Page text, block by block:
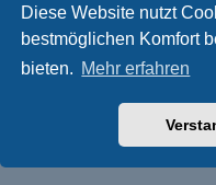
Diese Website nutzt
bestmöglichen Komfort
bieten. Mehr erfahren
Deutsche
Datenschutz